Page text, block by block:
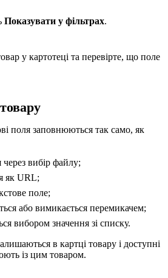
Показувати у фільтрах.
у картотеці та перевірте, що поле
поля заповнюються так само, як
вибір файлу;
як URL;
поле;
або вимикається перемикачем;
вибором значення зі списку.
в картці товару і доступні
із цим товаром.